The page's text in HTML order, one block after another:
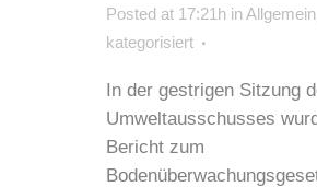
Posted at 17:21h inAllgemein
kategorisiert
In der gestrigen Sitzung
Umweltausschusses
Bericht zum